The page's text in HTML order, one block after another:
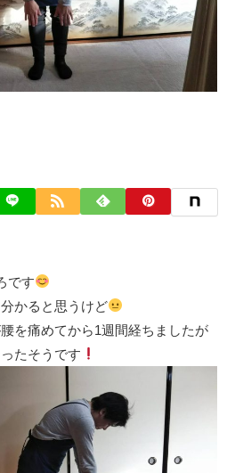
です
かると思うけど
を痛めてから1週間経ちましたが
たそうです